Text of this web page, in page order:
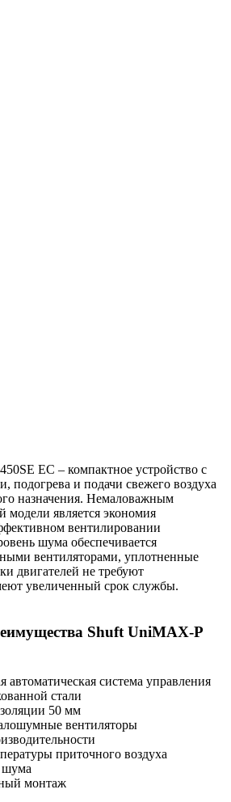
EC – компактное устройство с
подогрева и подачи свежего воздуха
назначения. Немаловажным
модели является экономия
вентилировании
шума обеспечивается
вентиляторами, уплотненные
двигателей не требуют
увеличенный срок службы.
Shuft UniMAX-P
автоматическая система управления
стали
50 мм
вентиляторы
приточного воздуха
шума
монтаж